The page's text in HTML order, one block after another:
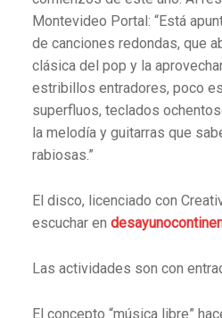
Montevideo Portal: “Está
de canciones redondas, que
clásica del pop y la
estribillos entradores, poco
superfluos, teclados
la melodía y guitarras que
rabiosas.”
El disco, licenciado con
escuchar en
Las actividades son con
El concepto “música libre”